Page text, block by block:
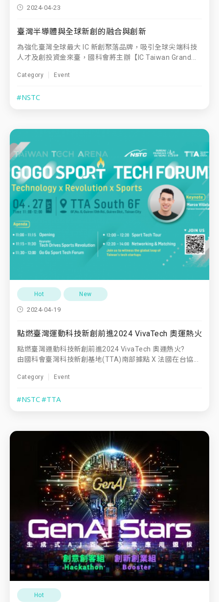
2024-04-23
臺灣半導體與全球新創的融合與創新
為強化臺灣全球最大 IC 新創聚落品牌，吸引全球尖端科技
人才及創投資金來臺，國科會將主辦【IC Taiwan Grand...
Category Event
#NSTC
Hot New
2024-04-19
點燃臺灣運動科技新創前進2024 VivaTech 奧運熱火
點燃臺灣運動科技新創前進2024 VivaTech 奧運熱火?
由國科會臺灣科技新創基地(TTA)南部據點 X 法國在台協...
Category Event
#NSTC#TTA
Hot